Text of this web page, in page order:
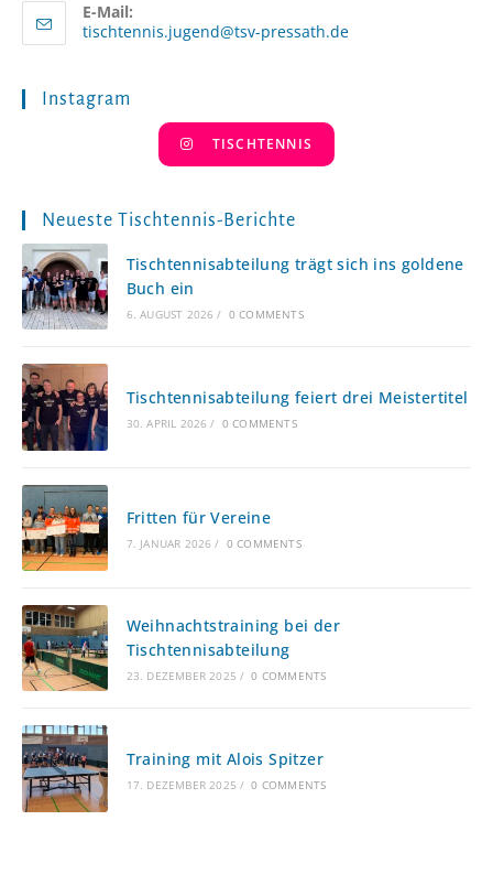
E-Mail:
tischtennis.jugend@tsv-pressath.deOpens
Instagram
TISCHTENNIS
Neueste Tischtennis-Berichte
Tischtennisabteilung trägt sich ins goldene
Buch ein
6. AUGUST 2026 / 0 COMMENTS
Tischtennisabteilung feiert drei Meistertitel
30. APRIL 2026 / 0 COMMENTS
Fritten für Vereine
7. JANUAR 2026 / 0 COMMENTS
Weihnachtstraining bei der
Tischtennisabteilung
23. DEZEMBER 2025 / 0 COMMENTS
Training mit Alois Spitzer
17. DEZEMBER 2025 / 0 COMMENTS